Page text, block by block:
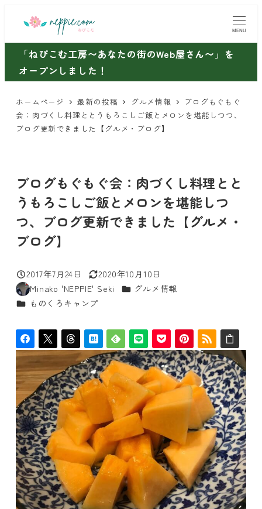
ン
ン
MENU
「ねぴこむ工房〜あなたの街のWeb屋さん〜」を
オープンしました！
ホームページ 最新の投稿 グルメ情報
ブログもぐもぐ
会：肉づくし料理ととうもろこしご飯とメロンを堪能しつつ、
ブログ更新できました【グルメ・ブログ】
ブログもぐもぐ会：肉づくし料理とと
うもろこしご飯とメロンを堪能しつ
つ、ブログ更新できました【グルメ・
ブログ】
投稿日
2017年7月24日
更新日
2020年10月10日
著
者
Minako 'NEPPIE' Seki カテゴリー
グルメ情報
カテゴリー
ものくろキャンプ